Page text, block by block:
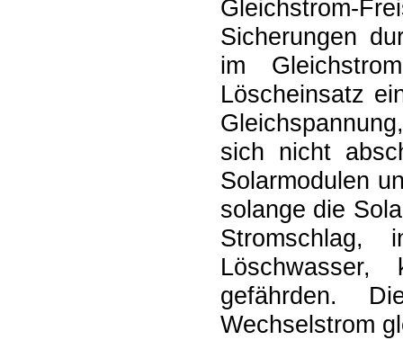
Sicherungen
im
Löscheinsatz
sich nicht
Solarmodulen
solange die
Stromschlag,
gefährden.
Wechselstrom